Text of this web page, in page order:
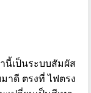
นี้เป็นระบบสัมผัส
าดี ตรงที่ ไฟตรง